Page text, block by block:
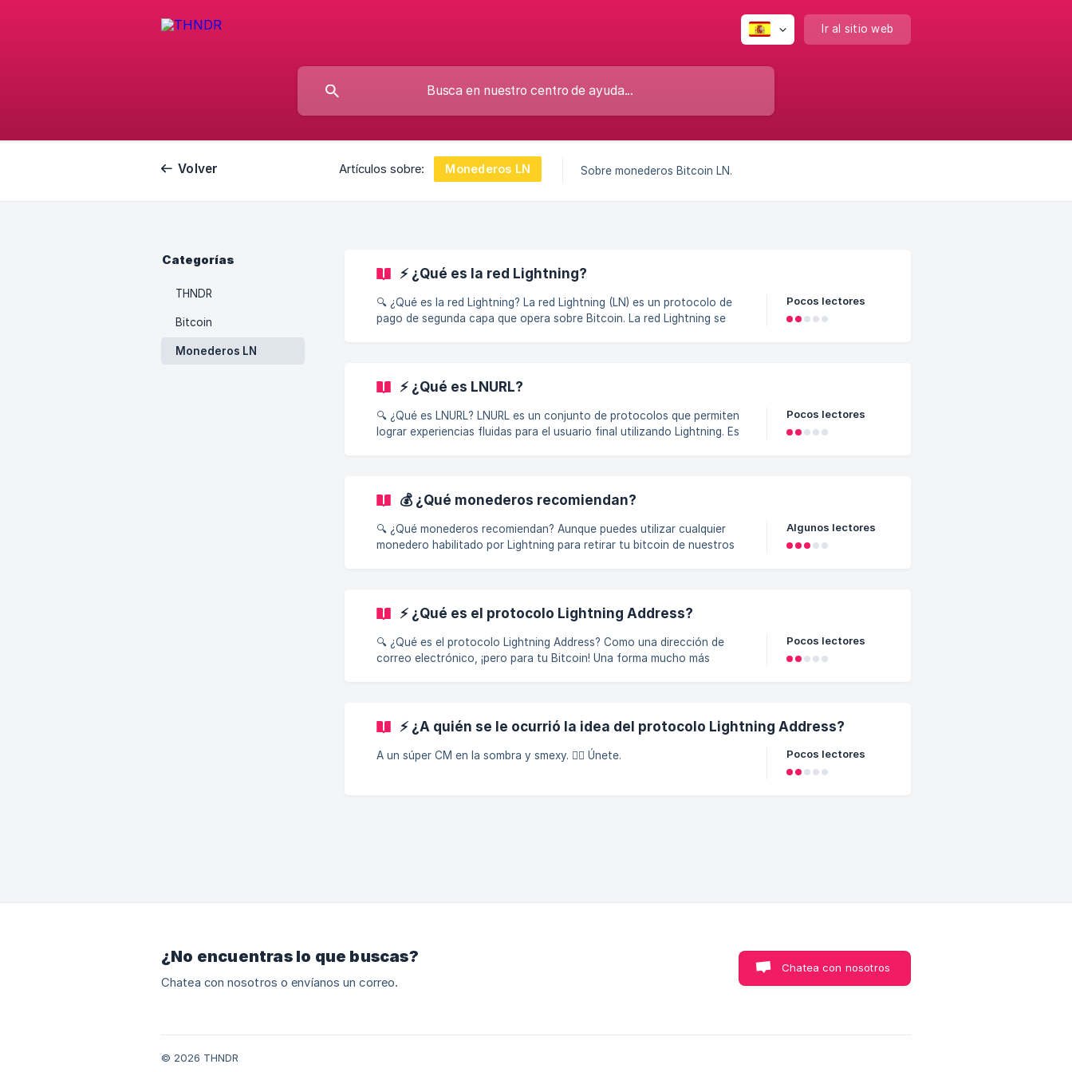
Ir al sitio web
Volver Artículos sobre: Monederos LN Sobre monederos Bitcoin LN.
Categorías
THNDR
Bitcoin
Monederos LN
⚡ ¿Qué es la red Lightning?
🔍 ¿Qué es la red Lightning? La red Lightning (LN) es un protocolo de
pago de segunda capa que opera sobre Bitcoin. La red Lightning se
pagos que se espera al salir de compras: rápido, barato y fiable.
También permite realizar micropagos: el envío de _cantidades de dinero
extrema
Pocos lectores
⚡ ¿Qué es LNURL?
🔍 ¿Qué es LNURL? LNURL es un conjunto de protocolos que permiten
lograr experiencias fluidas para el usuario final utilizando Lightning. Es
Pocos lectores
💰 ¿Qué monederos recomiendan?
🔍 ¿Qué monederos recomiendan? Aunque puedes utilizar cualquier
monedero habilitado por Lightning para retirar tu bitcoin de nuestros
Algunos lectores
⚡ ¿Qué es el protocolo Lightning Address?
🔍 ¿Qué es el protocolo Lightning Address? Como una dirección de
correo electrónico, ¡pero para tu Bitcoin! Una forma mucho más
Pocos lectores
⚡ ¿A quién se le ocurrió la idea del protocolo Lightning Address?
A un súper CM en la sombra y smexy. 🐱‍💻 Únete. Pocos lectores
¿No encuentras lo que buscas?
Chatea con nosotros o envíanos un correo.
Chatea con nosotros
© 2026 THNDR